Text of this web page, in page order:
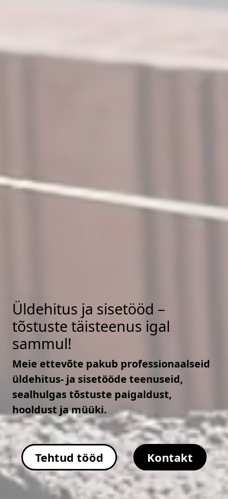
Üldehitus ja sisetööd –
tõstuste täisteenus igal
sammul!
Meie ettevõte pakub professionaalseid
üldehitus- ja sisetööde teenuseid,
sealhulgas tõstuste paigaldust,
hooldust ja müüki.
Tehtud tööd Kontakt